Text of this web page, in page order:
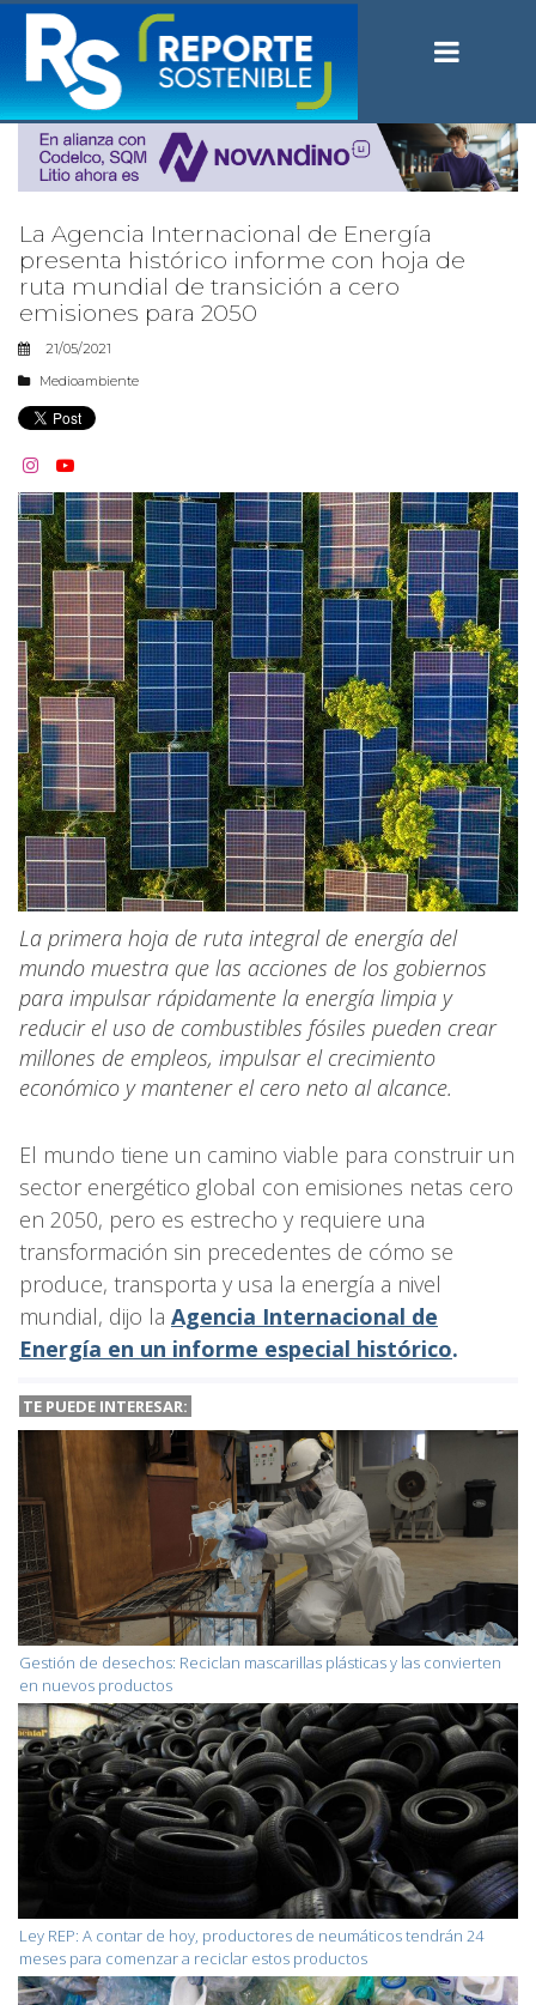
La Agencia Internacional de Energía
presenta histórico informe con hoja de
ruta mundial de transición a cero
emisiones para 2050
21/05/2021
Medioambiente
 
La primera hoja de ruta integral de energía del
mundo muestra que las acciones de los gobiernos
para impulsar rápidamente la energía limpia y
reducir el uso de combustibles fósiles pueden crear
millones de empleos, impulsar el crecimiento
económico y mantener el cero neto al alcance.
El mundo tiene un camino viable para construir un
sector energético global con emisiones netas cero
en 2050, pero es estrecho y requiere una
transformación sin precedentes de cómo se
produce, transporta y usa la energía a nivel
mundial, dijo la Agencia Internacional de
Energía en un informe especial histórico.
TE PUEDE INTERESAR:
Gestión de desechos: Reciclan mascarillas plásticas y las convierten
en nuevos productos
Ley REP: A contar de hoy, productores de neumáticos tendrán 24
meses para comenzar a reciclar estos productos